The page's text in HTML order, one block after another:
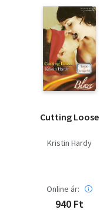
Cutting Loose
Kristin Hardy
Online ár:
940 Ft